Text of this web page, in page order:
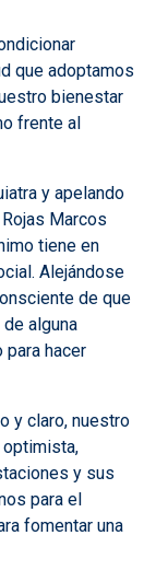
que adoptamos
bienestar
frente al
y apelando
Marcos
tiene en
Alejándose
de que
alguna
hacer
y claro, nuestro
y sus
para el
fomentar una